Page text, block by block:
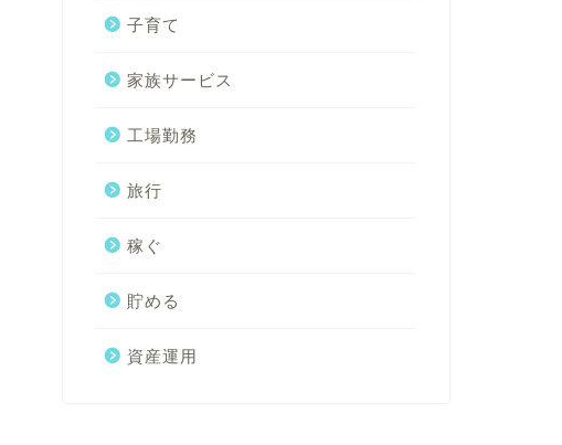
子育て
家族サービス
工場勤務
旅行
稼ぐ
貯める
資産運用